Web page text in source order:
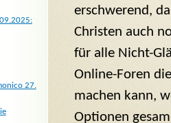
erschwerend,
Christen auch
für alle Nicht-
Online-Foren
machen kann,
Optionen
27.